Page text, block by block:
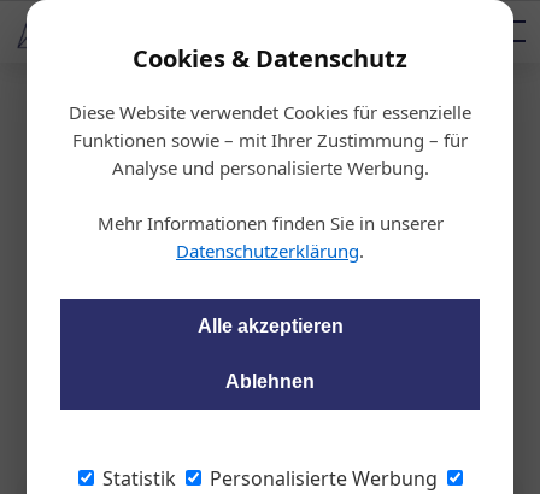
Cookies & Datenschutz
Diese Website verwendet Cookies für essenzielle
Funktionen sowie – mit Ihrer Zustimmung – für
Analyse und personalisierte Werbung.
Mehr Informationen finden Sie in unserer
Datenschutzerklärung.
Alle akzeptieren
Ablehnen
Statistik
Personalisierte Werbung
AUTOMOTIVE AKADEMIE
Podcast
Startseite/Auto & Politik
Siegerprojekte
Bosch Innovationspreis 2024
19.06.2024, 11:01 Uhr
„Connected Living“, das TGM Wien gewann in der Kategorie
„Industrial Technology“.